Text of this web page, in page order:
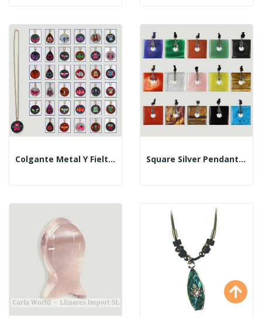
Colgante Metal Y Fieltro. Modelos Surtidos Square Silver Pendant With Cord. Assorted Minerals